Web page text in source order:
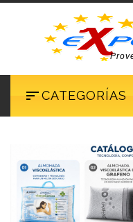
CATEGORÍAS